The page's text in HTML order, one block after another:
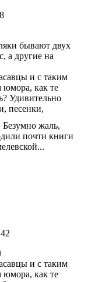
бывают двух
а другие на
и с таким
юмора, как те
Удивительно
песенки,
Безумно жаль,
почти книги
и с таким
юмора, как те